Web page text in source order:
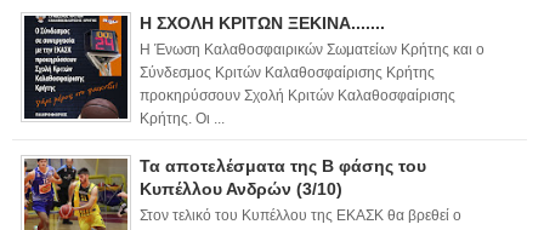
Η ΣΧΟΛΗ ΚΡΙΤΩΝ ΞΕΚΙΝΑ.......
Η Ένωση Καλαθοσφαιρικών Σωματείων Κρήτης και ο
Σύνδεσμος Κριτών Καλαθοσφαίρισης Κρήτης
προκηρύσσουν Σχολή Κριτών Καλαθοσφαίρισης
Κρήτης. Οι ...
Τα αποτελέσματα της Β φάσης του
Κυπέλλου Ανδρών (3/10)
Στον τελικό του Κυπέλλου της ΕΚΑΣΚ θα βρεθεί ο